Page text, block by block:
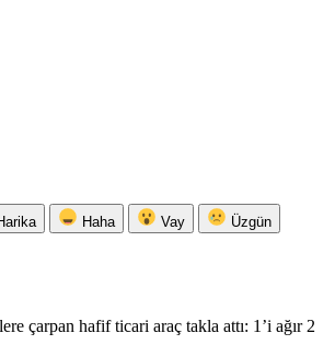
Haha Vay Üzgün
çarpan hafif ticari araç takla attı: 1’i ağır 2